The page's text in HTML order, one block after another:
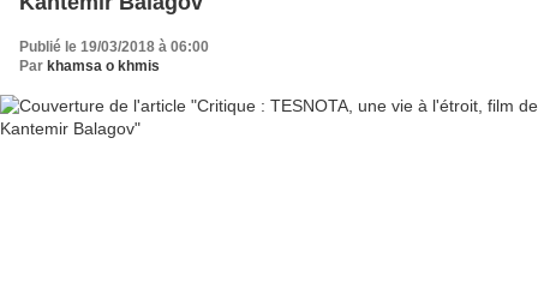
Publié le 19/03/2018 à 06:00
Par khamsa o khmis